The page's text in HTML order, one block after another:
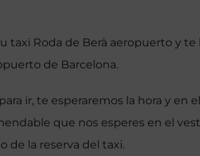
taxi Roda de Berà aeropuerto y te
de Barcelona.
ir, te esperaremos la hora y en
que nos esperes en el
de la reserva del taxi.